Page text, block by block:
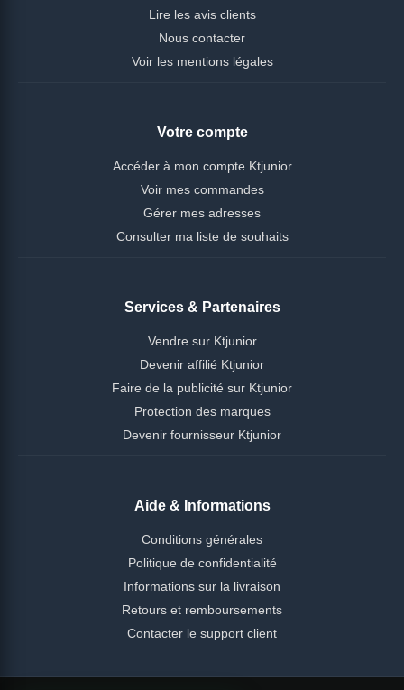
Lire les avis clients
Nous contacter
Voir les mentions légales
Votre compte
Accéder à mon compte Ktjunior
Voir mes commandes
Gérer mes adresses
Consulter ma liste de souhaits
Services & Partenaires
Vendre sur Ktjunior
Devenir affilié Ktjunior
Faire de la publicité sur Ktjunior
Protection des marques
Devenir fournisseur Ktjunior
Aide & Informations
Conditions générales
Politique de confidentialité
Informations sur la livraison
Retours et remboursements
Contacter le support client